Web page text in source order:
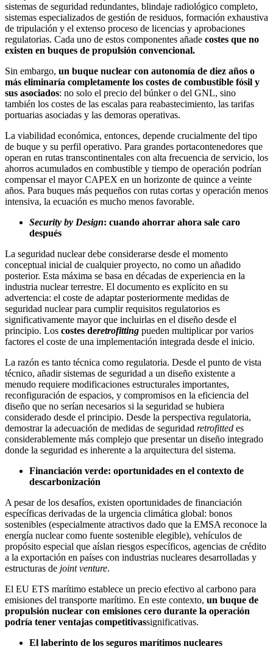
sistemas de seguridad redundantes, blindaje radiológico completo,
sistemas especializados de gestión de residuos, formación exhaustiva
de tripulación y el extenso proceso de licencias y aprobaciones
regulatorias. Cada uno de estos componentes añade costes que no
existen en buques de propulsión convencional.
Sin embargo, un buque nuclear con autonomía de diez años o
más eliminaría completamente los costes de combustible fósil y
sus asociados: no solo el precio del búnker o del GNL, sino
también los costes de las escalas para reabastecimiento, las tarifas
portuarias asociadas y las demoras operativas.
La viabilidad económica, entonces, depende crucialmente del tipo
de buque y su perfil operativo. Para grandes portacontenedores que
operan en rutas transcontinentales con alta frecuencia de servicio, los
ahorros acumulados en combustible y tiempo de operación podrían
compensar el mayor CAPEX en un horizonte de quince a veinte
años. Para buques más pequeños con rutas cortas y operación menos
intensiva, la ecuación es mucho menos favorable.
Security by Design: cuando ahorrar ahora sale caro
después
La seguridad nuclear debe considerarse desde el momento
conceptual inicial de cualquier proyecto, no como un añadido
posterior. Esta máxima se basa en décadas de experiencia en la
industria nuclear terrestre. El documento es explícito en su
advertencia: el coste de adaptar posteriormente medidas de
seguridad nuclear para cumplir requisitos regulatorios es
significativamente mayor que incluirlas en el diseño desde el
principio. Los costes deretrofitting pueden multiplicar por varios
factores el coste de una implementación integrada desde el inicio.
La razón es tanto técnica como regulatoria. Desde el punto de vista
técnico, añadir sistemas de seguridad a un diseño existente a
menudo requiere modificaciones estructurales importantes,
reconfiguración de espacios, y compromisos en la eficiencia del
diseño que no serían necesarios si la seguridad se hubiera
considerado desde el principio. Desde la perspectiva regulatoria,
demostrar la adecuación de medidas de seguridad retrofitted es
considerablemente más complejo que presentar un diseño integrado
donde la seguridad es inherente a la arquitectura del sistema.
Financiación verde: oportunidades en el contexto de
descarbonización
A pesar de los desafíos, existen oportunidades de financiación
específicas derivadas de la urgencia climática global: bonos
sostenibles (especialmente atractivos dado que la EMSA reconoce la
energía nuclear como fuente sostenible elegible), vehículos de
propósito especial que aíslan riesgos específicos, agencias de crédito
a la exportación en países con industrias nucleares desarrolladas y
estructuras de joint venture.
El EU ETS marítimo establece un precio efectivo al carbono para
emisiones del transporte marítimo. En este contexto, un buque de
propulsión nuclear con emisiones cero durante la operación
podría tener ventajas competitivassignificativas.
El laberinto de los seguros marítimos nucleares